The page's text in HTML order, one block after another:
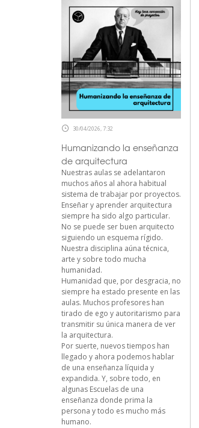
30/04/2026, 7:32
Humanizando la enseñanza
de arquitectura
Nuestras aulas se adelantaron
muchos años al ahora habitual
sistema de trabajar por proyectos.
Enseñar y aprender arquitectura
siempre ha sido algo particular.
No se puede ser buen arquitecto
siguiendo un esquema rígido.
Nuestra disciplina aúna técnica,
arte y sobre todo mucha
humanidad.
Humanidad que, por desgracia, no
siempre ha estado presente en las
aulas. Muchos profesores han
tirado de ego y autoritarismo para
transmitir su única manera de ver
la arquitectura.
Por suerte, nuevos tiempos han
llegado y ahora podemos hablar
de una enseñanza líquida y
expandida. Y, sobre todo, en
algunas Escuelas de una
enseñanza donde prima la
persona y todo es mucho más
humano.